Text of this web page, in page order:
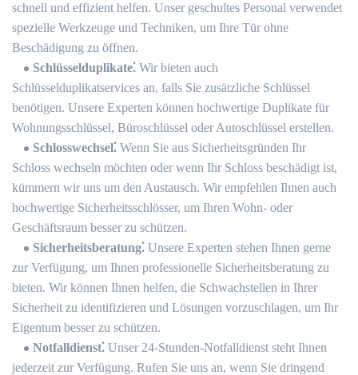
schnell und effizient helfen.​ Unser geschultes Personal verwendet
spezielle Werkzeuge und Techniken, um Ihre Tür ohne
Beschädigung zu öffnen.​
Schlüsselduplikate⁚ Wir bieten auch
Schlüsselduplikatservices an, falls Sie zusätzliche Schlüssel
benötigen.​ Unsere Experten können hochwertige Duplikate für
Wohnungsschlüssel, Büroschlüssel oder Autoschlüssel erstellen.​
Schlosswechsel⁚ Wenn Sie aus Sicherheitsgründen Ihr
Schloss wechseln möchten oder wenn Ihr Schloss beschädigt ist,
kümmern wir uns um den Austausch.​ Wir empfehlen Ihnen auch
hochwertige Sicherheitsschlösser, um Ihren Wohn- oder
Geschäftsraum besser zu schützen.​
Sicherheitsberatung⁚ Unsere Experten stehen Ihnen gerne
zur Verfügung, um Ihnen professionelle Sicherheitsberatung zu
bieten.​ Wir können Ihnen helfen, die Schwachstellen in Ihrer
Sicherheit zu identifizieren und Lösungen vorzuschlagen, um Ihr
Eigentum besser zu schützen.​
Notfalldienst⁚ Unser 24-Stunden-Notfalldienst steht Ihnen
jederzeit zur Verfügung.​ Rufen Sie uns an, wenn Sie dringend